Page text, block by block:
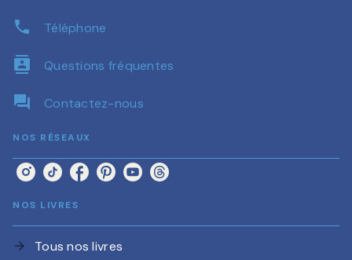
phone Téléphone
contacts Questions fréquentes
question_answer Contactez-nous
NOS RÉSEAUX
NOS LIVRES
arrow_forward Tous nos livres